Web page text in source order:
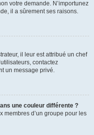
votre demande. N’importunez
il a sûrement ses raisons.
il leur est attribué un chef
contactez
un message privé.
une couleur différente ?
membres d’un groupe pour les